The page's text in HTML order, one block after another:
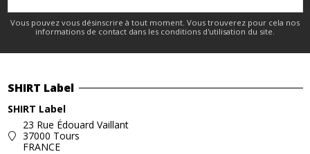
Vous pouvez vous désinscrire à tout moment. Vous trouverez pour cela nos
informations de contact dans les conditions d'utilisation du site.
SHIRT Label
SHIRT Label
23 Rue Édouard Vaillant
37000 Tours
FRANCE